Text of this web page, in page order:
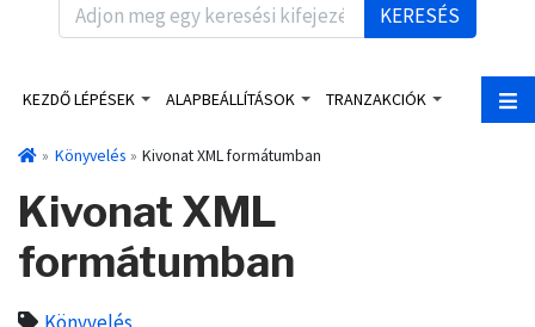
KERESÉS
KEZDŐ LÉPÉSEK ALAPBEÁLLÍTÁSOK TRANZAKCIÓK
Könyvelés Kivonat XML formátumban
Kivonat XML
formátumban